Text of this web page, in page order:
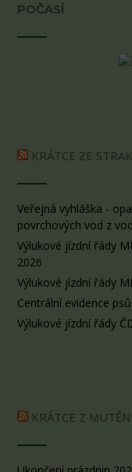
POČASÍ
KRÁTCE ZE
Veřejná vyhláška -
povrchových vod z
Výlukové jízdní řády
2026
Výlukové jízdní řády
Centrální evidence psů
Výlukové jízdní řády
KRÁTCE Z